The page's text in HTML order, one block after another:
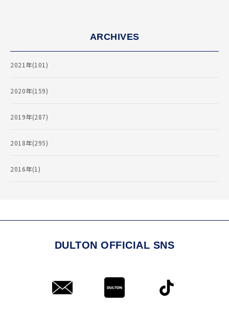
ARCHIVES
2021年(101)
2020年(159)
2019年(287)
2018年(295)
2016年(1)
DULTON OFFICIAL SNS